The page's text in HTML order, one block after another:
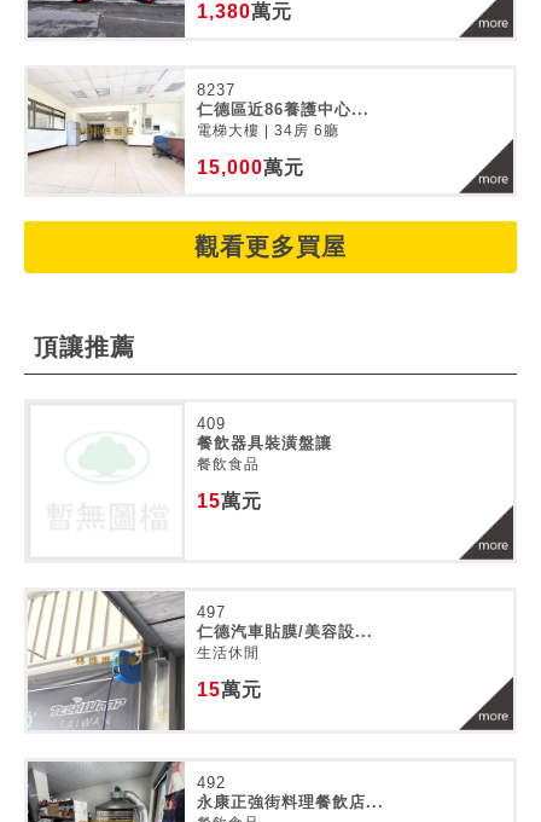
1,380萬元
8237
仁德區近86養護中心...
電梯大樓 | 34房 6廳
15,000萬元
觀看更多買屋
頂讓推薦
409
餐飲器具裝潢盤讓
餐飲食品
15萬元
497
仁德汽車貼膜/美容設...
生活休閒
15萬元
492
永康正強街料理餐飲店...